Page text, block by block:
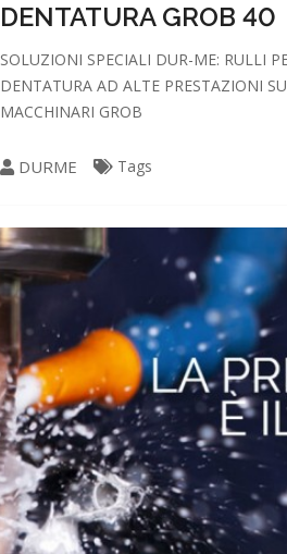
DENTATURA GROB 40
SOLUZIONI SPECIALI DUR-ME: RULLI
DENTATURA AD ALTE PRESTAZIONI SU
MACCHINARI GROB
DURME Tags